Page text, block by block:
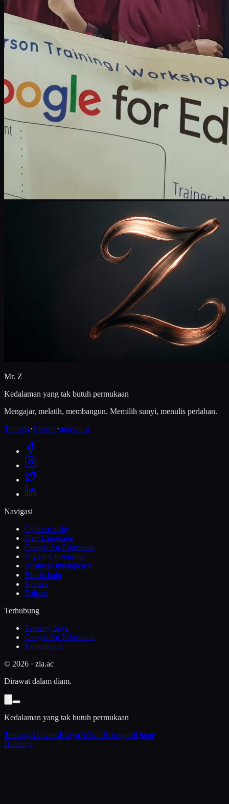
Mr. Z
Kedalaman yang tak butuh permukaan
Mengajar, melatih, membangun. Memilih sunyi, menulis perlahan.
Tentang·Kontak·m@zia.ac
Navigasi
Cybersecurity
Dart Language
Google for Education
Digital Citizenship
Business Intelligence
Blockchain
Kontak
Tulisan
Terhubung
Tentang Saya
Google for Education
Kemdikbud
© 2026 · zia.ac
Dirawat dalam diam.
Kedalaman yang tak butuh permukaan
TentangAktivitasKaryaTulisanRekognisiQuote
Hubungi